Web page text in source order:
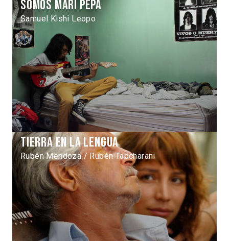
Somos Mari Pepa
Samuel Kishi Leopo
Tierra en la lengua
Rubén Mendoza / Rubén Tabcharani